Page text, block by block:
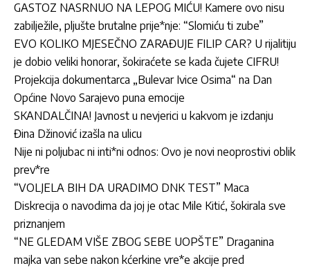
GASTOZ NASRNUO NA LEPOG MIĆU! Kamere ovo nisu
zabilježile, pljušte brutalne prije*nje: “Slomiću ti zube”
EVO KOLIKO MJESEČNO ZARAĐUJE FILIP CAR? U rijalitiju
je dobio veliki honorar, šokiraćete se kada čujete CIFRU!
Projekcija dokumentarca „Bulevar Ivice Osima“ na Dan
Općine Novo Sarajevo puna emocije
SKANDALČINA! Javnost u nevjerici u kakvom je izdanju
Đina Džinović izašla na ulicu
Nije ni poljubac ni inti*ni odnos: Ovo je novi neoprostivi oblik
prev*re
“VOLJELA BIH DA URADIMO DNK TEST” Maca
Diskrecija o navodima da joj je otac Mile Kitić, šokirala sve
priznanjem
“NE GLEDAM VIŠE ZBOG SEBE UOPŠTE” Draganina
majka van sebe nakon kćerkine vre*e akcije pred